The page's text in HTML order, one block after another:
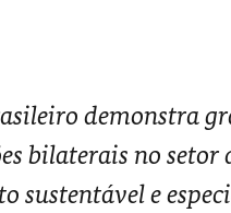
demonstra
bilaterais no setor
sustentável e